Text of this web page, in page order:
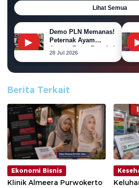
Lihat Semua
▶
Demo PLN Memanas!
Peternak Ayam
Ancam Bawa Bangkai
Ayam ke Kantor PLN
28 Jul 2026
Berita Terkait
Ekonomi Bisnis
Klinik Almeera Purwokerto